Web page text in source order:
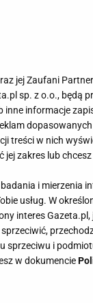
jej Zaufani
sp. z o.o., będą
inne informacje
treści w nich
zakres lub
i mierzenia
usług. W
interes Gazeta.pl,
sprzeciwu i
w dokumencie